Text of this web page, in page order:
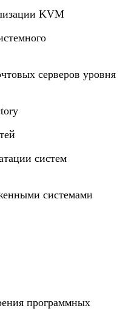
KVM
серверов уровня
систем
системами
программных